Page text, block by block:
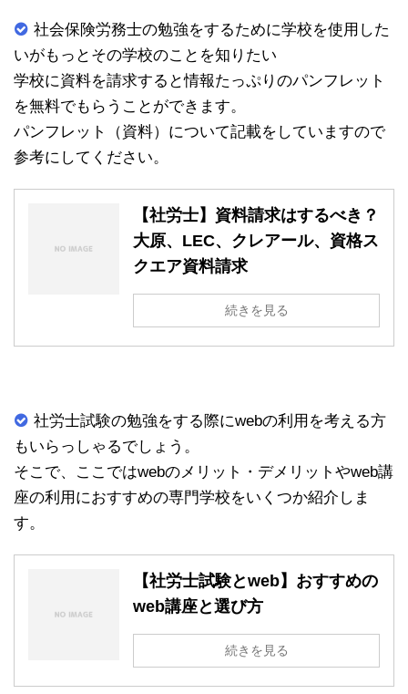
社会保険労務士の勉強をするために学校を使用した
いがもっとその学校のことを知りたい
学校に資料を請求すると情報たっぷりのパンフレット
を無料でもらうことができます。
パンフレット（資料）について記載をしていますので
参考にしてください。
【社労士】資料請求はするべき？
大原、LEC、クレアール、資格ス
クエア資料請求
続きを見る
社労士試験の勉強をする際にwebの利用を考える方
もいらっしゃるでしょう。
そこで、ここではwebのメリット・デメリットやweb講
座の利用におすすめの専門学校をいくつか紹介しま
す。
【社労士試験とweb】おすすめの
web講座と選び方
続きを見る